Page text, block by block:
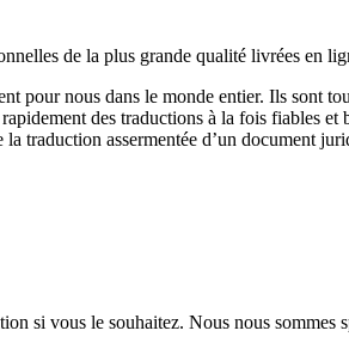
de la plus grande qualité livrées en
pour nous dans le monde entier. Ils sont
des traductions à la fois fiables
traduction assermentée d’un document
si vous le souhaitez. Nous nous sommes